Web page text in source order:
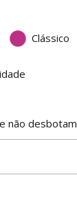
Clássico
não desbotam